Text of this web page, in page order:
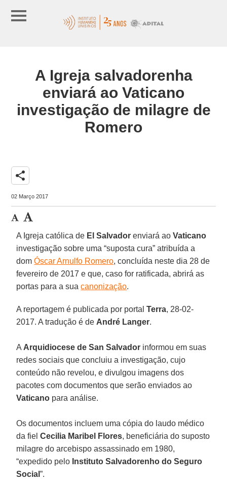
A Igreja salvadorenha
enviará ao Vaticano
investigação de milagre de
Romero
share
02 Março 2017
A Igreja católica de El Salvador enviará aoVaticano
investigação sobre uma “suposta cura” atribuída a
domÓscar Arnulfo Romero, concluída neste dia 28 de
fevereiro de 2017 e que, caso for ratificada, abrirá as
portas para a suacanonização.
A reportagem é publicada por portalTerra, 28-02-
2017. A tradução é de André Langer.
A Arquidiocese de San Salvador informou em suas
redes sociais que concluiu a investigação, cujo
conteúdo não revelou, e divulgou imagens dos
pacotes com documentos que serão enviados ao
Vaticano para análise.
Os documentos incluem uma cópia do laudo médico
da fielCecilia Maribel Flores, beneficiária do suposto
milagre do arcebispo assassinado em 1980,
“expedido pelo Instituto Salvadorenho do Seguro
Social”.